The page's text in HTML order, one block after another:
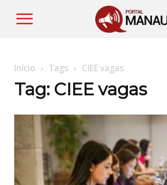
Início Tags CIEE vagas
Tag: CIEE vagas